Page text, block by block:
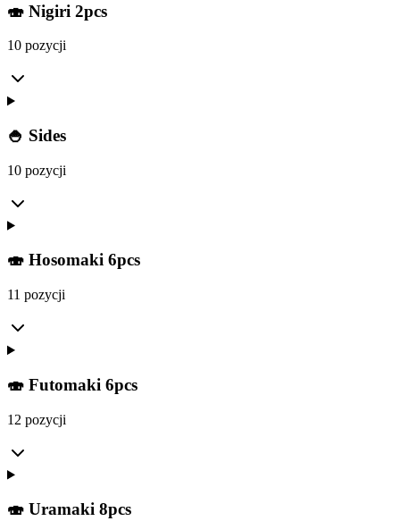
🍣 Nigiri 2pcs
10 pozycji
🍚 Sides
10 pozycji
🍣 Hosomaki 6pcs
11 pozycji
🍣 Futomaki 6pcs
12 pozycji
🍣 Uramaki 8pcs